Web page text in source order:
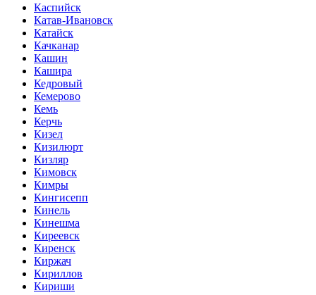
Каспийск
Катав-Ивановск
Катайск
Качканар
Кашин
Кашира
Кедровый
Кемерово
Кемь
Керчь
Кизел
Кизилюрт
Кизляр
Кимовск
Кимры
Кингисепп
Кинель
Кинешма
Киреевск
Киренск
Киржач
Кириллов
Кириши